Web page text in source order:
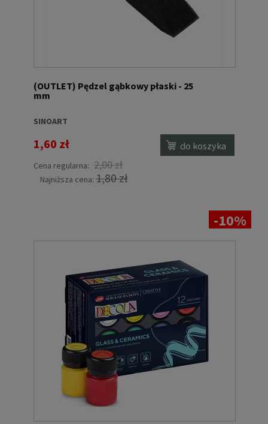
(OUTLET) Pędzel gąbkowy płaski - 25
mm
SINOART
1,60 zł
Cena regularna: 2,00 zł
Najniższa cena: 1,80 zł
do koszyka
-10%